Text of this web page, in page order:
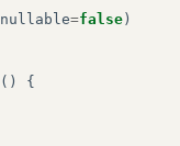
nullable=false)
()
{